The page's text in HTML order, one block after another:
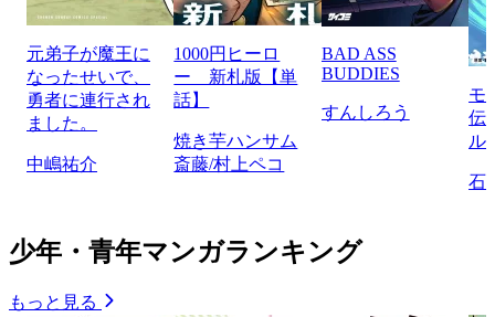
元弟子が魔王に
なったせいで、
勇者に連行され
ました。
中嶋祐介
1000円ヒーロ
ー 新札版【単
話】
焼き芋ハンサム
斎藤/村上ペコ
BAD ASS
BUDDIES
すんしろう
モ
伝
ル
石
少年・青年マンガランキング
もっと見る